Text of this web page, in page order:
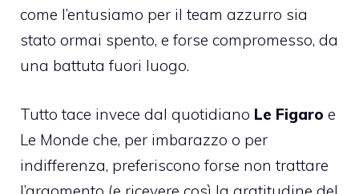
come l’entusiamo per il team azzurro sia
stato ormai spento, e forse compromesso, da
una battuta fuori luogo.
Tutto tace invece dal quotidiano Le Figaro e
Le Monde che, per imbarazzo o per
indifferenza, preferiscono forse non trattare